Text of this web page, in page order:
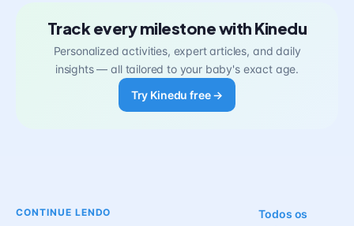
Track every milestone with Kinedu
Personalized activities, expert articles, and daily
insights — all tailored to your baby's exact age.
Try Kinedu free →
CONTINUE LENDO
Todos os